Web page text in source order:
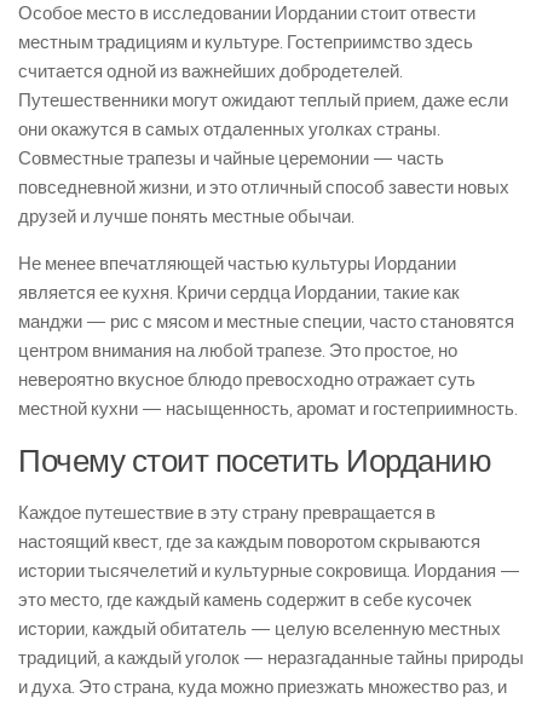
Особое место в исследовании Иордании стоит отвести
местным традициям и культуре. Гостеприимство здесь
считается одной из важнейших добродетелей.
Путешественники могут ожидают теплый прием, даже если
они окажутся в самых отдаленных уголках страны.
Совместные трапезы и чайные церемонии — часть
повседневной жизни, и это отличный способ завести новых
друзей и лучше понять местные обычаи.
Не менее впечатляющей частью культуры Иордании
является ее кухня. Кричи сердца Иордании, такие как
манджи — рис с мясом и местные специи, часто становятся
центром внимания на любой трапезе. Это простое, но
невероятно вкусное блюдо превосходно отражает суть
местной кухни — насыщенность, аромат и гостеприимность.
Почему стоит посетить Иорданию
Каждое путешествие в эту страну превращается в
настоящий квест, где за каждым поворотом скрываются
истории тысячелетий и культурные сокровища. Иордания —
это место, где каждый камень содержит в себе кусочек
истории, каждый обитатель — целую вселенную местных
традиций, а каждый уголок — неразгаданные тайны природы
и духа. Это страна, куда можно приезжать множество раз, и